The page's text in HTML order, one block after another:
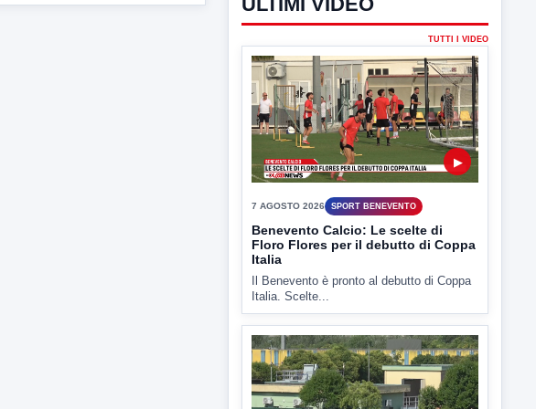
ULTIMI VIDEO
TUTTI I VIDEO
7 AGOSTO 2026 SPORT BENEVENTO
Benevento Calcio: Le scelte di
Floro Flores per il debutto di Coppa
Italia
Il Benevento è pronto al debutto di Coppa
Italia. Scelte...